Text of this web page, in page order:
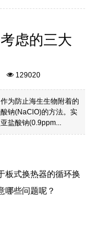
虑的三大
129020
为防止海生生物附着的
钠(NaClO)的方法。实
盐酸钠(0.9ppm...
板式换热器的循环换
哪些问题呢？